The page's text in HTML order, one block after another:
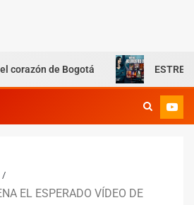
Bogotá ESTRENOS
EL ESPERADO VÍDEO DE